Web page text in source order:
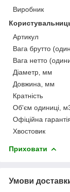
Виробник
Артикул
Вага брутто
Вага нетто
Діаметр, мм
Довжина, мм
Кратність
Об'єм одиниці,
Офіційна
Хвостовик
Приховати
Умови